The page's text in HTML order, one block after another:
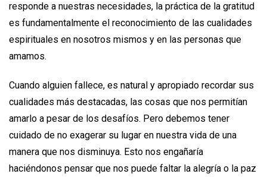
responde a nuestras necesidades, la práctica de la gratitud
es fundamentalmente el reconocimiento de las cualidades
espirituales en nosotros mismos y en las personas que
amamos.
Cuando alguien fallece, es natural y apropiado recordar sus
cualidades más destacadas, las cosas que nos permitían
amarlo a pesar de los desafíos. Pero debemos tener
cuidado de no exagerar su lugar en nuestra vida de una
manera que nos disminuya. Esto nos engañaría
haciéndonos pensar que nos puede faltar la alegría o la paz